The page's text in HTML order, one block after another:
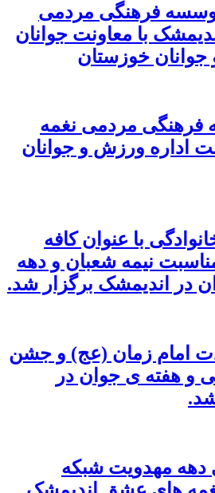
موسسه فرهنگی مردمی
با معاونت جوانان
خوزستان
فرهنگی مردمی نغمه
اداره ورزش و جوانان
با عنوان کافه
نیمه شعبان و دهه
در اندیمشک برگزار شد.
امام زمان (عج) و جشن
و هفته ی جوان در
دهه مهدویت شبکه